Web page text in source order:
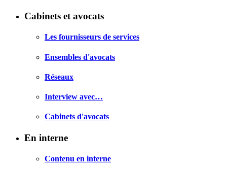
Cabinets et avocats
Les fournisseurs de services
Ensembles d'avocats
Réseaux
Interview avec…
Cabinets d'avocats
En interne
Contenu en interne